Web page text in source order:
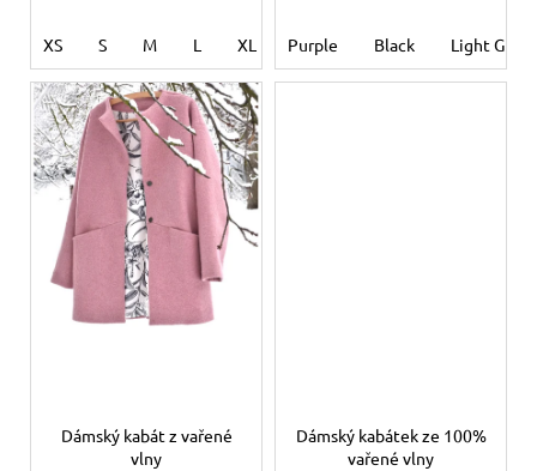
XS S M L XL XXL
Purple Black Light Grey
Dámský kabát z vařené
vlny
Dámský kabátek ze 100%
vařené vlny